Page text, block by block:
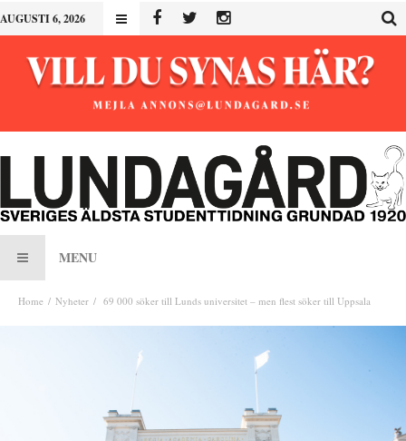
AUGUSTI 6, 2026
MENU
Home Nyheter 69 000 söker till Lunds universitet – men flest söker till Uppsala